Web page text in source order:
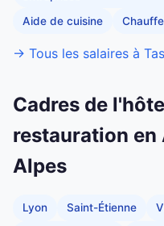
Aide de cuisine
→ Tous les salaires à
Cadres de
restauration en
Alpes
Lyon Saint-Étienne